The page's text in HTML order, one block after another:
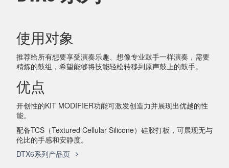
使用对象
推荐给所有想要享受演奏乐趣、想像专业鼓手一样演奏，需要
精炼的鼓组，希望能够将技能轻松转移到原声鼓上的鼓手。
优点
开创性的KIT MODIFIER功能可激发创造力并展现出优越的性
能。
配备TCS（Textured Cellular Silicone）硅胶打板，可展现无与
伦比的手感和安静度。
DTX6系列产品页